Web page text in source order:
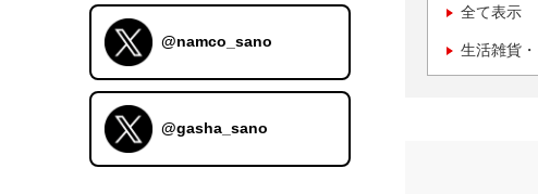
全て表示
生活雑貨
@namco_sano
@gasha_sano